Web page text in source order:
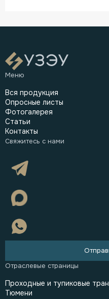
Вся продукция
Опросные листы
Фотогалерея
Статьи
Контакты
Проходные и тупиковые
Тюмени